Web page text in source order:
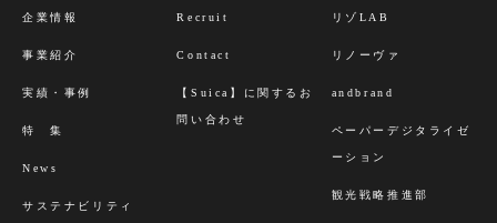
企業情報
事業紹介
実績・事例
特 集
News
サステナビリティ
Recruit
Contact
【Suica】に関するお
問い合わせ
リゾLAB
リノーヴァ
andbrand
ペーパーデジタライゼ
ーション
観光戦略推進部